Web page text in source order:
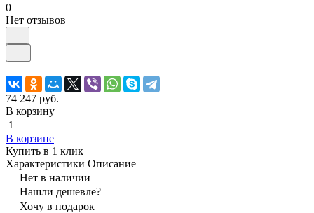
0
Нет отзывов
74 247 руб.
В корзину
В корзине
Купить в 1 клик
Характеристики Описание
Нет в наличии
Нашли дешевле?
Хочу в подарок